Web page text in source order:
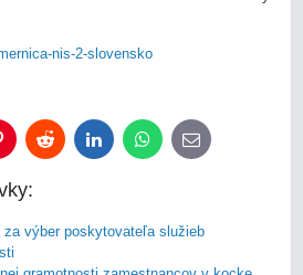
nis-2-slovensko
Reddit LinkedInWhatsApp
E-
mail
výber poskytovateľa služieb